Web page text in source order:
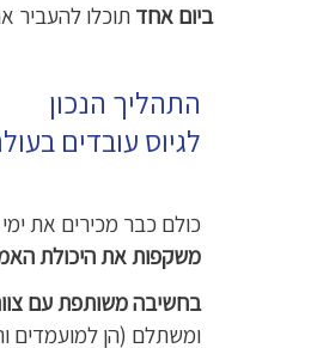
ביום אחד תוכלו להעביר
התהליך הנכון
לגיוס עובדים
כולם כבר מכירים את
משקפות את היכולת
בחשיבה משותפת עם
ומשתלם (הן למועמדים